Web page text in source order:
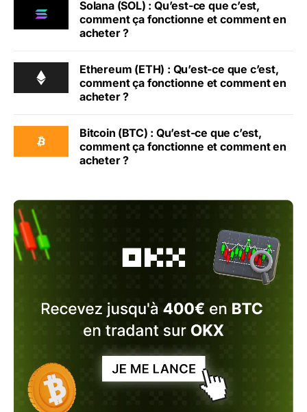
Solana (SOL) : Qu’est-ce que c’est,
comment ça fonctionne et comment en
acheter ?
Ethereum (ETH) : Qu’est-ce que c’est,
comment ça fonctionne et comment en
acheter ?
Bitcoin (BTC) : Qu’est-ce que c’est,
comment ça fonctionne et comment en
acheter ?